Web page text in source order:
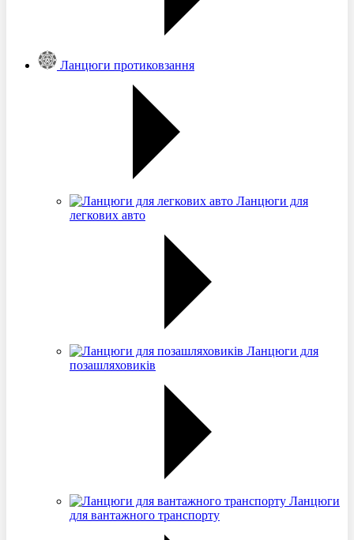
Ланцюги протиковзання
Ланцюги для
легкових авто
Ланцюги для
позашляховиків
Ланцюги
для вантажного транспорту